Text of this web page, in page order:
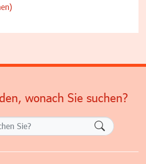
wonach Sie suchen?